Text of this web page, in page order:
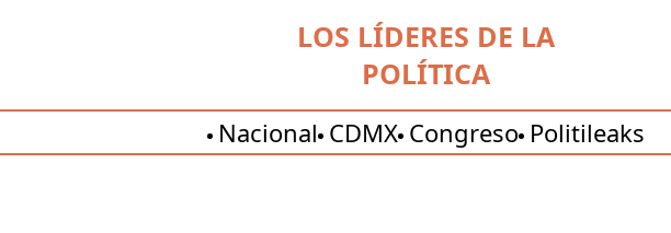
LOS LÍDERES DE LA
POLÍTICA
Nacional CDMX Congreso Politileaks